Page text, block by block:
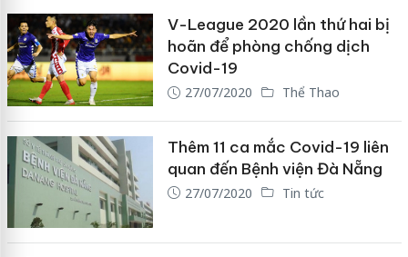
V-League 2020 lần thứ hai bị
hoãn để phòng chống dịch
Covid-19
27/07/2020 Thể Thao
Thêm 11 ca mắc Covid-19 liên
quan đến Bệnh viện Đà Nẵng
27/07/2020 Tin tức